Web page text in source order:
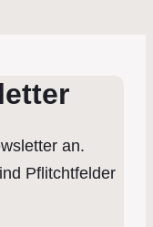
an.
Pflitchtfelder